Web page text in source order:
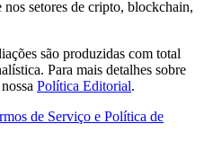
setores de cripto, blockchain,
são produzidas com total
Para mais detalhes sobre
Política Editorial.
de Serviço e Política de